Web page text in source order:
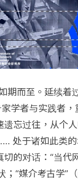
期而至。延续着
学者与实践者，
忘过往，从个
处于诸如此类
的对话：“当代
；“媒介考古学”